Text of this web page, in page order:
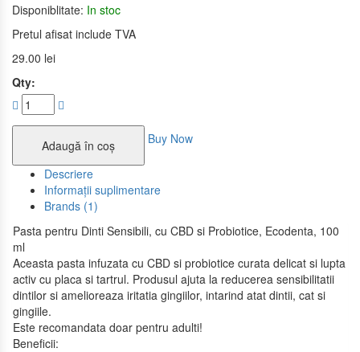
Disponiblitate: In stoc
Pretul afisat include TVA
29.00 lei
Qty:
Adaugă în coș Buy Now
Descriere
Informații suplimentare
Brands (1)
Pasta pentru Dinti Sensibili, cu CBD si Probiotice, Ecodenta, 100
ml
Aceasta pasta infuzata cu CBD si probiotice curata delicat si lupta
activ cu placa si tartrul. Produsul ajuta la reducerea sensibilitatii
dintilor si amelioreaza iritatia gingiilor, intarind atat dintii, cat si
gingiile.
Este recomandata doar pentru adulti!
Beneficii: